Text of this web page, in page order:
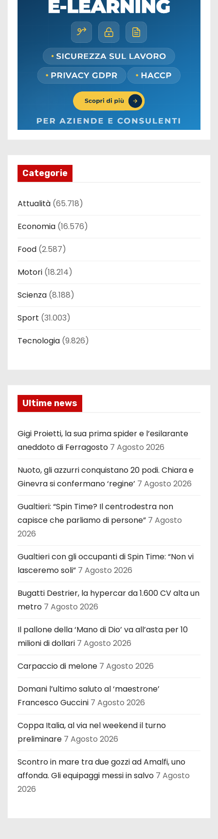
Categorie
Attualità (65.718)
Economia (16.576)
Food (2.587)
Motori (18.214)
Scienza (8.188)
Sport (31.003)
Tecnologia (9.826)
Ultime news
Gigi Proietti, la sua prima spider e l’esilarante
aneddoto di Ferragosto 7 Agosto 2026
Nuoto, gli azzurri conquistano 20 podi. Chiara e
Ginevra si confermano ‘regine’ 7 Agosto 2026
Gualtieri: “Spin Time? Il centrodestra non
capisce che parliamo di persone” 7 Agosto
2026
Gualtieri con gli occupanti di Spin Time: “Non vi
lasceremo soli” 7 Agosto 2026
Bugatti Destrier, la hypercar da 1.600 CV alta un
metro 7 Agosto 2026
Il pallone della ‘Mano di Dio’ va all’asta per 10
milioni di dollari 7 Agosto 2026
Carpaccio di melone 7 Agosto 2026
Domani l’ultimo saluto al ‘maestrone’
Francesco Guccini 7 Agosto 2026
Coppa Italia, al via nel weekend il turno
preliminare 7 Agosto 2026
Scontro in mare tra due gozzi ad Amalfi, uno
affonda. Gli equipaggi messi in salvo 7 Agosto
2026